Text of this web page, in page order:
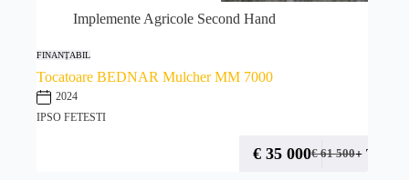
Implemente Agricole Second Hand
FINANȚABIL
Tocatoare BEDNAR Mulcher MM 7000
2024
IPSO FETESTI
€61 500
€ 35 000 + TVA